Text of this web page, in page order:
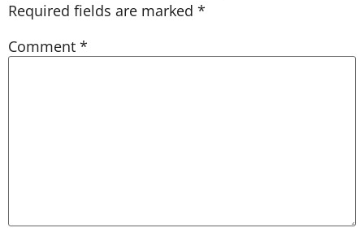
Required fields are marked *
Comment *